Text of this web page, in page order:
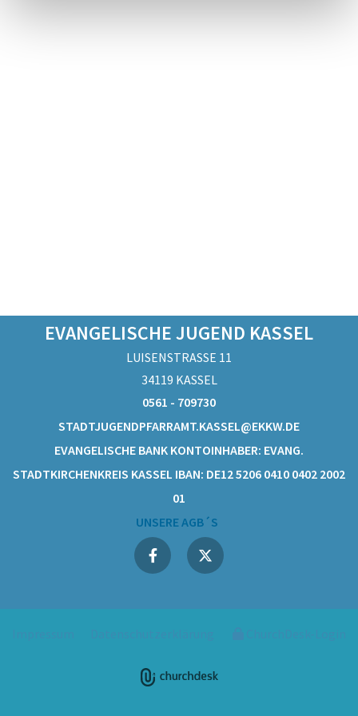
EVANGELISCHE JUGEND KASSEL
LUISENSTRASSE 11
34119 KASSEL
0561 - 709730
STADTJUGENDPFARRAMT.KASSEL@EKKW.DE
EVANGELISCHE BANK KONTOINHABER: EVANG.
STADTKIRCHENKREIS KASSEL IBAN: DE12 5206 0410 0402 2002
01
UNSERE AGB´S